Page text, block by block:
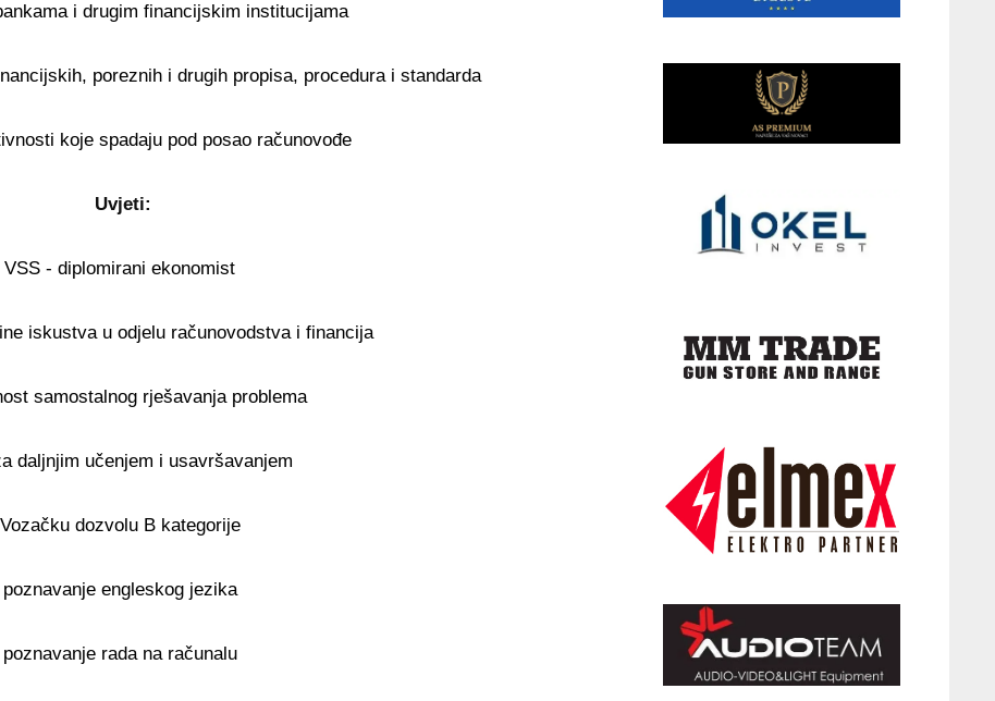
i drugim financijskim institucijama
poreznih i drugih propisa, procedura i standarda
koje spadaju pod posao računovođe
Uvjeti:
VSS - diplomirani ekonomist
iskustva u odjelu računovodstva i financija
samostalnog rješavanja problema
daljnjim učenjem i usavršavanjem
Vozačku dozvolu B kategorije
poznavanje engleskog jezika
poznavanje rada na računalu